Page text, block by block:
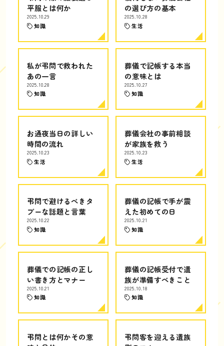
平服とは何か
2025.10.29
知識
の選び方の基本
2025.10.28
生活
私が弔問で救われた
あの一言
2025.10.28
知識
葬儀で記帳する本当
の意味とは
2025.10.27
知識
お通夜当日の詳しい
時間の流れ
2025.10.23
生活
葬儀会社の事前相談
が家族を救う
2025.10.23
生活
弔問で避けるべきタ
ブーな話題と言葉
2025.10.22
知識
葬儀の記帳で手が震
えた初めての日
2025.10.21
知識
葬儀での記帳の正し
い書き方とマナー
2025.10.21
知識
葬儀の記帳受付で遺
族が準備すべきこと
2025.10.18
知識
弔問とは何かその意
弔問客を迎える遺族